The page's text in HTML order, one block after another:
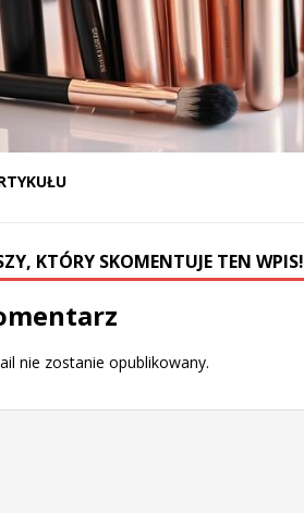
KTÓRY SKOMENTUJE TEN WPIS!
nie zostanie opublikowany.